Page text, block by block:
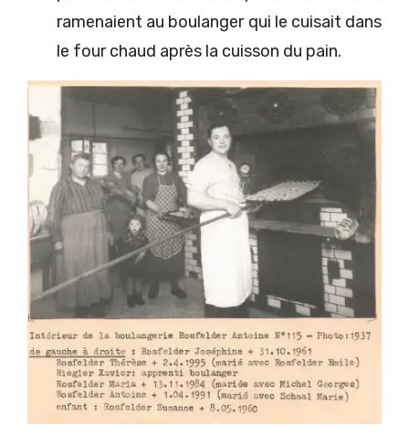
ramenaient au boulanger qui le cuisait dans
le four chaud après la cuisson du pain.